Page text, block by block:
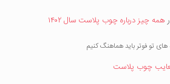
همه چیز درباره چوب پلاست سال ۱۴۰۲
های تو فوتر باید هماهنگ کنیم
چوب پلاست